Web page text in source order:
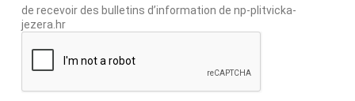
de recevoir des bulletins d’information de np-plitvicka-
jezera.hr